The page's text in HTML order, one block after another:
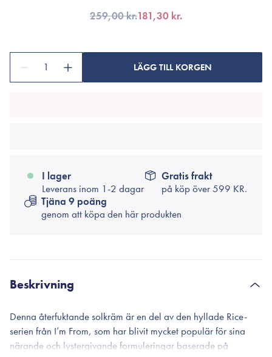
259,00 kr.181,30 kr.
1 LÄGG TILL KORGEN
I lager
Leverans inom 1-2 dagar
Gratis frakt
på köp över599 KR.
Tjäna 9 poäng
genom att köpa den här produkten
Beskrivning
Denna återfuktande solkräm är en del av den hyllade Rice-
serien från I’m From, som har blivit mycket populär för sina
närande och lystergivande formuleringar baserade på